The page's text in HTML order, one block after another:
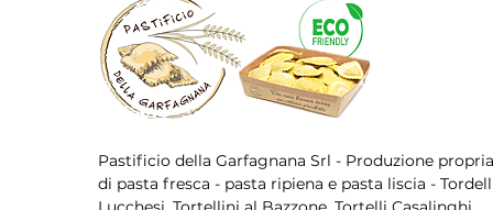
Pastificio della Garfagnana Srl - Produzione propria
di pasta fresca - pasta ripiena e pasta liscia -